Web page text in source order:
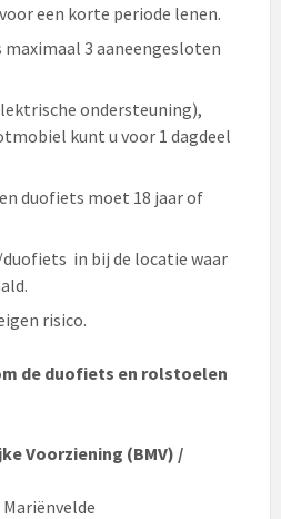
een korte periode lenen.
3 aaneengesloten
ondersteuning),
kunt u voor 1 dagdeel
duofiets moet 18 jaar of
in bij de locatie waar
risico.
de duofiets en rolstoelen
Voorziening (BMV) /
Mariënvelde